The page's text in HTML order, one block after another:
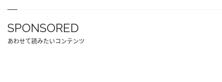
SPONSORED
あわせて読みたいコンテンツ